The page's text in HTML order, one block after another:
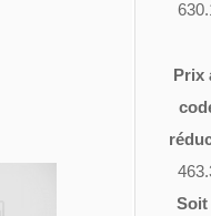
Prix
Soit